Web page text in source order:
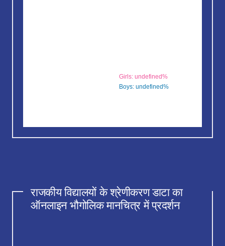
Girls: undefined%
Boys: undefined%
राजकीय विद्यालयों के श्रेणीकरण डाटा का
ऑनलाइन भौगोलिक मानचित्र में प्रदर्शन